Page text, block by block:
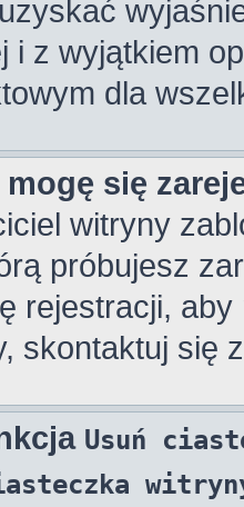
i z wyjątkiem
dla
się
witryny
próbujesz
rejestracji,
skontaktuj się
Usuń